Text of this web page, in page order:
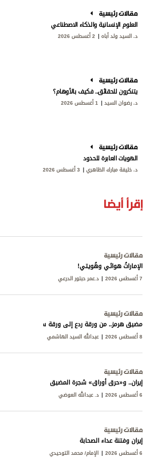
مقالات رئيسية
العلوم الإنسانية والذكاء الاصطناعي
د. السيد ولد أباه 2 أغسطس 2026
مقالات رئيسية
يتنكرون للحقائق.. فكيف بالأوهام؟
د. رضوان السيد 1 أغسطس 2026
مقالات رئيسية
الهويات العابرة للحدود
د. خليفة مبارك الظاهري 3 أغسطس 2026
إقرأ أيضا
مقالات رئيسية
الإماراتُ هوائي وهُويتي!
7 أغسطس 2026 د.عمر حبتور الدرعي
مقالات رئيسية
مضيق هرمز.. من ورقة ردع إلى ورقة سيادة
8 أغسطس 2026 عبدالله السيد الهاشمي
مقالات رئيسية
إيران.. و«حرق أوراق» شجرة المضيق
6 أغسطس 2026 د. عبدالله العوضي
مقالات رئيسية
إيران وفتنة عداء الصحابة
6 أغسطس 2026 الإمام/ محمد التوحيدي